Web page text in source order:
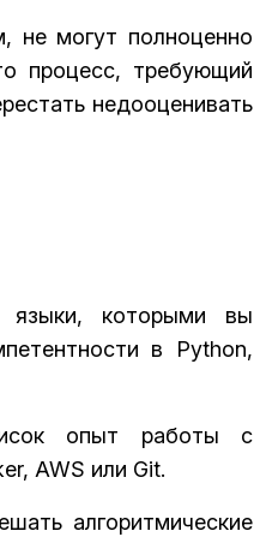
не могут полноценно
процесс, требующий
недооценивать
языки, которыми вы
в Python,
опыт работы с
AWS или Git.
алгоритмические